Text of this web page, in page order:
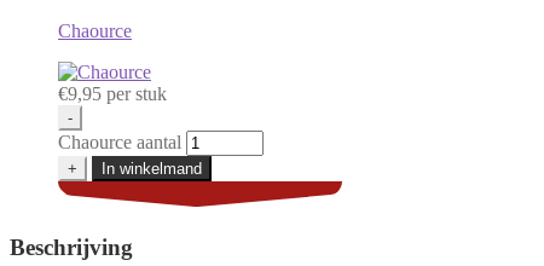
Chaource
€9,95 per stuk
-
Chaource aantal
+ In winkelmand
Beschrijving